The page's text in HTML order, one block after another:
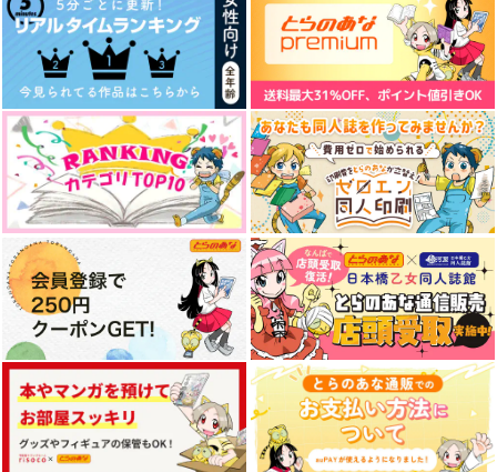
サンプル
作品詳細
サンプル
作品詳細
サンプル
作品詳細
bluedays
cafe cocoa
787円（税込）
五条悟×虎杖悠仁
ごじょにゃんとゆじく
ん6
ゴビョウ
472円（税込）
五条悟×虎杖悠仁
捕食
clockrock
787円（税込）
五条悟×虎杖悠仁
ビューティフルデイズ
帰路
472円（税込）
呪術廻戦
五条悟×虎杖悠仁
サンプル
カート
彼の人の話
無常讃歌
専売 787円（税込）
呪術廻戦
五条悟×虎杖悠仁
サンプル
カート
好きって言ってよ。下
猿と腰掛
専売 1,572円（税込）
呪術廻戦
五条悟×虎杖悠仁
サンプル
カート